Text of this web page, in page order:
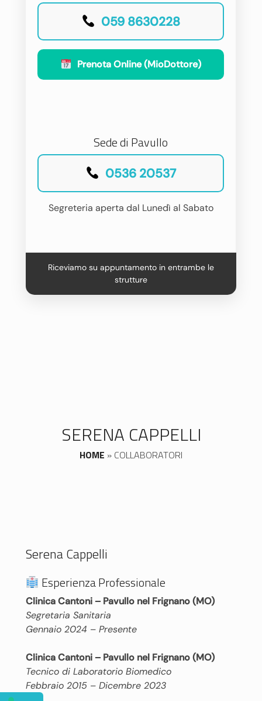
059 8630228
Prenota Online (MioDottore)
Sede di Pavullo
0536 20537
Segreteria aperta dal Lunedì al Sabato
Riceviamo su appuntamento in entrambe le
strutture
SERENA CAPPELLI
HOME » COLLABORATORI
Serena Cappelli
Esperienza Professionale
Clinica Cantoni – Pavullo nel Frignano (MO)
Segretaria Sanitaria
Gennaio 2024 – Presente
Clinica Cantoni – Pavullo nel Frignano (MO)
Tecnico di Laboratorio Biomedico
Febbraio 2015 – Dicembre 2023